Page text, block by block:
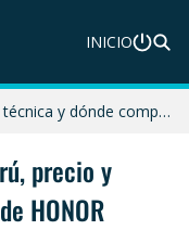
INICIO
HONOR X8c 5G en Perú: precio, características y dónde comprar
precio y
HONOR